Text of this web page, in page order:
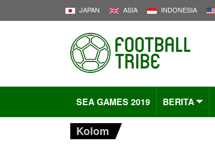
JAPAN ASIA INDONESIA
SEA GAMES 2019 BERITA
Kolom